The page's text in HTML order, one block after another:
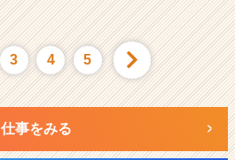
3 4 5
仕事をみる